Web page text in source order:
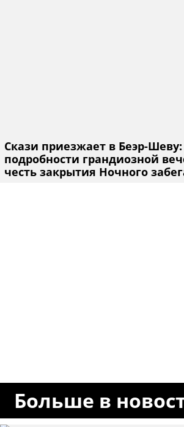
Скази приезжает в Беэр-
подробности грандиозной
честь закрытия Ночного
Больше в